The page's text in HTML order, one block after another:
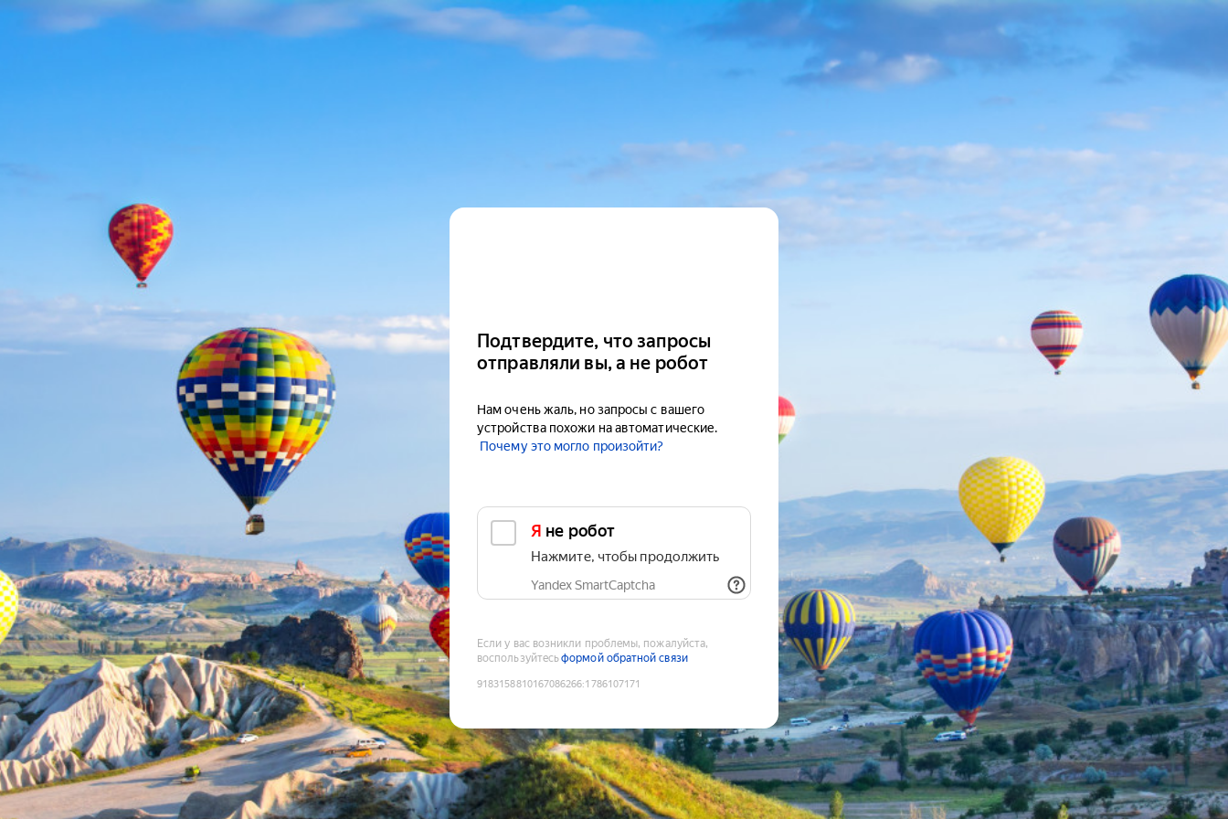
Подтвердите, что запросы
отправляли вы, а не робот
Нам очень жаль, но запросы с вашего
устройства похожи на автоматические.
Почему это могло произойти?
Я не робот
Нажмите, чтобы продолжить
Yandex SmartCaptcha
Если у вас возникли проблемы, пожалуйста,
воспользуйтесьформой обратной связи
9183158810167086266:1786107171